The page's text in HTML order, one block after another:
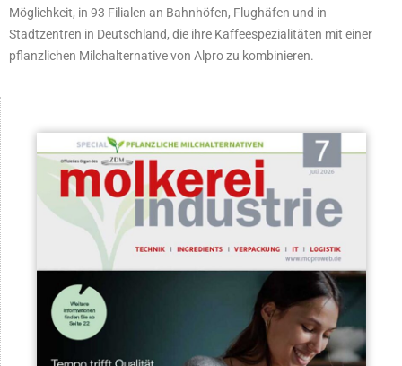
Möglichkeit, in 93 Filialen an Bahnhöfen, Flughäfen und in
Stadtzentren in Deutschland, die ihre Kaffeespezialitäten mit einer
pflanzlichen Milchalternative von Alpro zu kombinieren.